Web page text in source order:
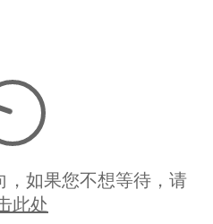
，如果您不想等待，请
此处